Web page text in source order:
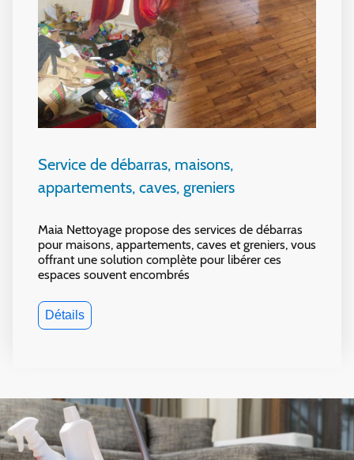
Service de débarras, maisons,
appartements, caves, greniers
Maia Nettoyage propose des services de débarras
pour maisons, appartements, caves et greniers, vous
offrant une solution complète pour libérer ces
espaces souvent encombrés
Détails